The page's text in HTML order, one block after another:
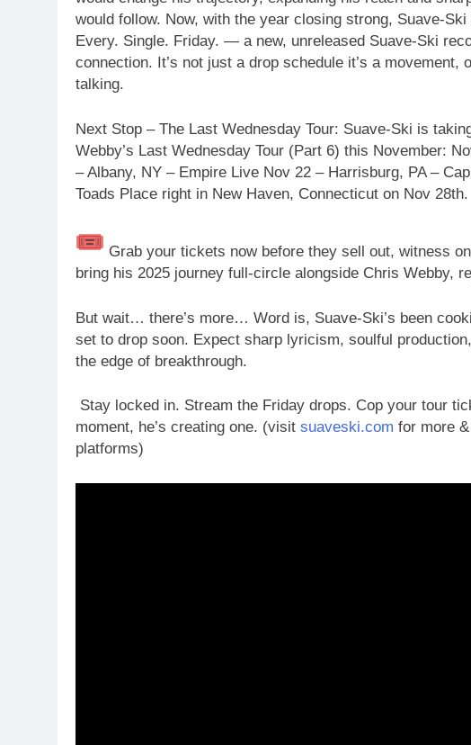
would follow. Now, with the year closing strong, Suave-
Every. Single. Friday. — a new, unreleased Suave-Ski
connection. It’s not just a drop schedule it’s a
talking.
Next Stop – The Last Wednesday Tour: Suave-Ski is
Webby’s Last Wednesday Tour (Part 6) this November:
– Albany, NY – Empire Live Nov 22 – Harrisburg, PA –
Toads Place right in New Haven, Connecticut on Nov 28th.
Grab your tickets now before they sell out, witness
bring his 2025 journey full-circle alongside Chris Webby,
But wait… there’s more… Word is, Suave-Ski’s been
set to drop soon. Expect sharp lyricism, soulful
the edge of breakthrough.
Stay locked in. Stream the Friday drops. Cop your tour
moment, he’s creating one. (visit suaveski.com for more
platforms)